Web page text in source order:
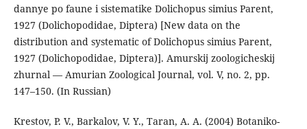
dannye po faune i sistematike Dolichopus simius Parent,
1927 (Dolichopodidae, Diptera) [New data on the
distribution and systematic of Dolichopus simius Parent,
1927 (Dolichopodidae, Diptera)]. Amurskij zoologicheskij
zhurnal — Amurian Zoological Journal, vol. V, no. 2, pp.
147–150. (In Russian)
Krestov, P. V., Barkalov, V. Y., Taran, A. A. (2004) Botaniko-